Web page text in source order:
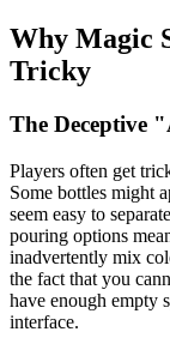
Why Magic
Tricky
The Deceptive
Players often get
Some bottles might
seem easy to
pouring options
inadvertently mix
the fact that you
have enough empty
interface.